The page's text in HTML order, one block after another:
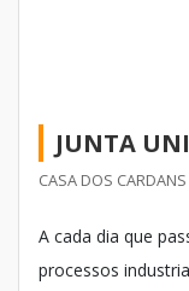
JUNTA
CASA DOS
A cada dia que
processos